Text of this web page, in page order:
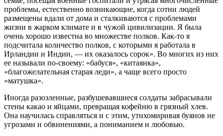
проблемы, естественно возникающие, когда сотни людей
размещены вдали от дома и сталкиваются с проблемами
жизни в жарком климате и в чужой цивилизации. Я была
очень хорошо известна во множестве полков. Как-то я
подсчитала количество полков, с которыми я работала в
Ирландии и Индии, — их оказалось сорок». Во многих из них
ее называли по-своему: «бабуся», «китаянка»,
«благожелательная старая леди», а чаще всего просто
«матушка».
Иногда разозленные, разбушевавшиеся солдаты забрасывали
стены какао и яйцами, превращая кофейню в грязный хлев.
Она научилась справляться и с этим, утихомиривая буянов не
угрозами и обвинениями, а пониманием и любовью.